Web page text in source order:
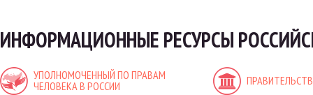
ИНФОРМАЦИОННЫЕ РЕСУРСЫ
УПОЛНОМОЧЕННЫЙ ПО ПРАВАМ
ЧЕЛОВЕКА В РОССИИ